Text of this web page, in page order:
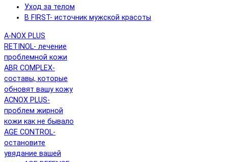
Уход за телом
B FIRST- источник мужской красоты
A-NOX PLUS
RETINOL- лечение
проблемной кожи
ABR COMPLEX-
составы, которые
обновят вашу кожу
ACNOX PLUS-
проблем жирной
кожи как не бывало
AGE CONTROL-
остановите
увядание вашей